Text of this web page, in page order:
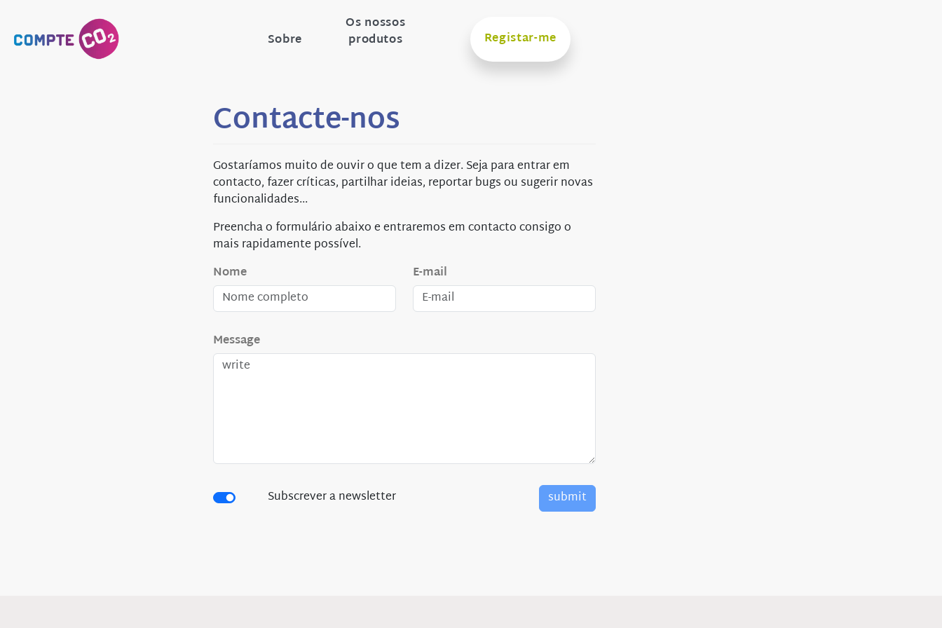
Sobre
Os nossos
produtos
Registar-me
Contacte-nos
Gostaríamos muito de ouvir o que tem a dizer. Seja para entrar em
contacto, fazer críticas, partilhar ideias, reportar bugs ou sugerir novas
funcionalidades...
Preencha o formulário abaixo e entraremos em contacto consigo o
mais rapidamente possível.
Nome
E-mail
Message
Subscrever a newsletter submit